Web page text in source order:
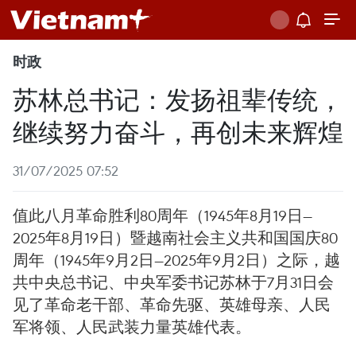
时政
苏林总书记：发扬祖辈传统，
继续努力奋斗，再创未来辉煌
31/07/2025 07:52
值此八月革命胜利80周年（1945年8月19日—
2025年8月19日）暨越南社会主义共和国国庆80
周年（1945年9月2日—2025年9月2日）之际，越
共中央总书记、中央军委书记苏林于7月31日会
见了革命老干部、革命先驱、英雄母亲、人民
军将领、人民武装力量英雄代表。